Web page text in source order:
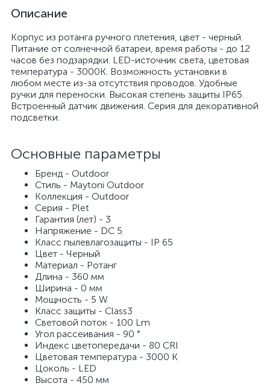
Описание
Корпус из ротанга ручного плетения, цвет - черный.
Питание от солнечной батареи, время работы - до 12
часов без подзарядки. LED-источник света, цветовая
температура - 3000К. Возможность установки в
любом месте из-за отсутствия проводов. Удобные
ручки для переноски. Высокая степень защиты IP65.
Встроенный датчик движения. Серия для декоративной
подсветки.
Основные параметры
Бренд - Outdoor
Стиль - Maytoni Outdoor
Коллекция - Outdoor
Серия - Plet
Гарантия (лет) - 3
Напряжение - DC 5
Класс пылевлагозащиты - IP 65
Цвет - Черный
Материал - Ротанг
Длина - 360 мм
Ширина - 0 мм
Мощность - 5 W
Класс защиты - Class3
Световой поток - 100 Lm
Угол рассеивания - 90 °
Индекс цветопередачи - 80 CRI
Цветовая температура - 3000 K
Цоколь - LED
Высота - 450 мм